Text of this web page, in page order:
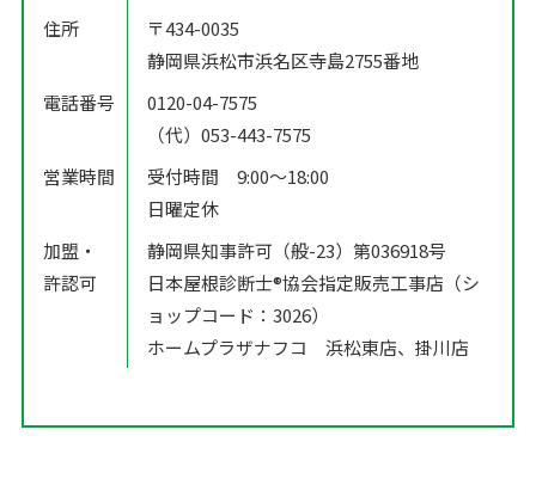
住所
〒434-0035
静岡県浜松市浜名区寺島2755番地
電話番号
0120-04-7575
（代）053-443-7575
営業時間
受付時間 9:00〜18:00
日曜定休
加盟・
許認可
静岡県知事許可（般-23）第036918号
日本屋根診断士®️協会指定販売工事店（シ
ョップコード：3026）
ホームプラザナフコ 浜松東店、掛川店